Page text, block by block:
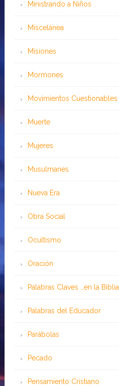
Ministrando a Niños
Miscelánea
Misiones
Mormones
Movimientos Cuestionables
Muerte
Mujeres
Musulmanes
Nueva Era
Obra Social
Ocultismo
Oración
Palabras Claves …en la Biblia
Palabras del Educador
Parábolas
Pecado
Pensamiento Cristiano